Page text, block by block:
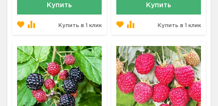
Купить
Купить в 1 клик
Купить
Купить в 1 клик